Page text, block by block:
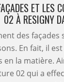
ET LES
02 À RESIGNY
des
En fait, il
la matière.
02 qui a